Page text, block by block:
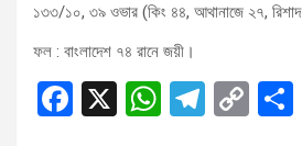
১৩৩/১০, ৩৯ ওভার (কিং ৪৪, আথানাজে ২৭,
ফল : বাংলাদেশ ৭৪ রানে জয়ী।
F
X
W T
C